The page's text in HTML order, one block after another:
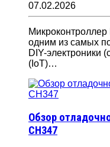
07.02.2026
одним из самых
DIY-электроники
(IoT)…
Обзор
CH347